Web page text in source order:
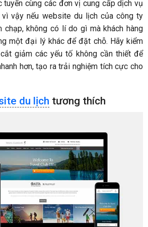
tuyến cùng các đơn vị cung cấp dịch vụ
vì vậy nếu website du lịch của công ty
chạp, không có lí do gì mà khách hàng
một đại lý khác để đặt chỗ. Hãy kiểm
giảm các yếu tố không cần thiết để
hơn, tạo ra trải nghiệm tích cực cho
du lịch tương thích